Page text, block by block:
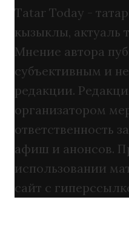
Tatar Today -
кызыклы, актуаль
Мнение автора
субъективным и
редакции.
организатором
ответственность
афиш и анонсов.
использовании
сайт с